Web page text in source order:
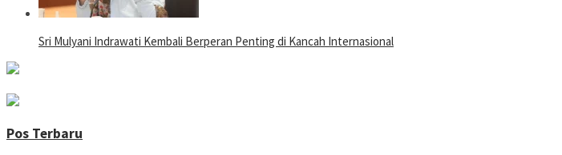
Sri Mulyani Indrawati Kembali Berperan Penting di Kancah Internasional
Pos Terbaru